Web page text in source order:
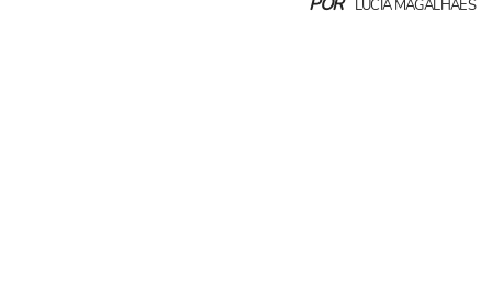
LÚCIA MAGALHÃES